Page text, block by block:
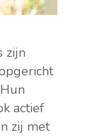
zijn
actief
zij met